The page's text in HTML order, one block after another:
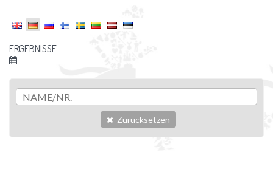
ERGEBNISSE
Zurücksetzen